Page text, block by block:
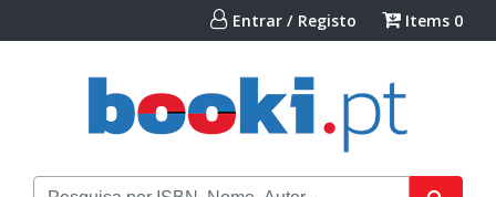
Entrar / Registo Items 0